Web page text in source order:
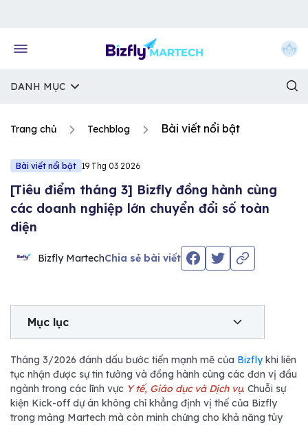
DANH MỤC
Trang chủ Techblog Bài viết nổi bật
Bài viết nổi bật 19 Thg 03 2026
[Tiêu điểm tháng 3] Bizfly đồng hành cùng
các doanh nghiệp lớn chuyển đổi số toàn
diện
Bizfly MartechChia sẻ bài viết
Mục lục
Tháng 3/2026 đánh dấu bước tiến mạnh mẽ của Bizflykhi liên
tục nhận được sự tin tưởng và đồng hành cùng các đơn vị đầu
ngành trong các lĩnh vực Y tế, Giáo dục và Dịch vụ. Chuỗi sự
kiện Kick-off dự án không chỉ khẳng định vị thế của Bizfly
trong mảng Martech mà còn minh chứng cho khả năng tùy